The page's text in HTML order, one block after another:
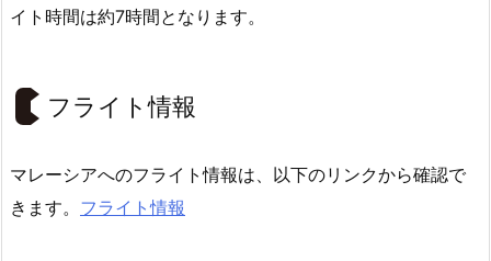
イト時間は約7時間となります。
フライト情報
マレーシアへのフライト情報は、以下のリンクから確認で
きます。 フライト情報